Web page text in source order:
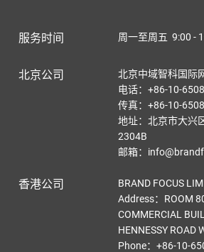
服务时间 周一至周五 9:00 -
北京公司
北京中域智科国际
电话：+86-10-
传真：+86-10-
地址：北京市大兴
2304B
邮箱：
香港公司
BRAND FOCUS
Address：ROOM
COMMERCIAL
HENNESSY ROAD
Phone：+86-10-